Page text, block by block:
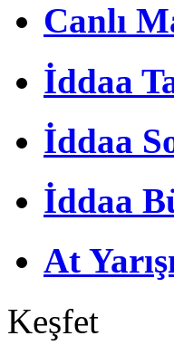
Canlı
İddaa
İddaa
İddaa
At
Keşfet